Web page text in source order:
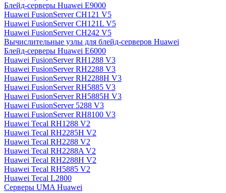
Блейд-серверы Huawei E9000
Huawei FusionServer CH121 V5
Huawei FusionServer CH121L V5
Huawei FusionServer CH242 V5
Вычислительные узлы для блейд-серверов Huawei
Блейд-серверы Huawei E6000
Huawei FusionServer RH1288 V3
Huawei FusionServer RH2288 V3
Huawei FusionServer RH2288H V3
Huawei FusionServer RH5885 V3
Huawei FusionServer RH5885H V3
Huawei FusionServer 5288 V3
Huawei FusionServer RH8100 V3
Huawei Tecal RH1288 V2
Huawei Tecal RH2285H V2
Huawei Tecal RH2288 V2
Huawei Tecal RH2288A V2
Huawei Tecal RH2288H V2
Huawei Tecal RH5885 V2
Huawei Tecal L2800
Серверы UMA Huawei